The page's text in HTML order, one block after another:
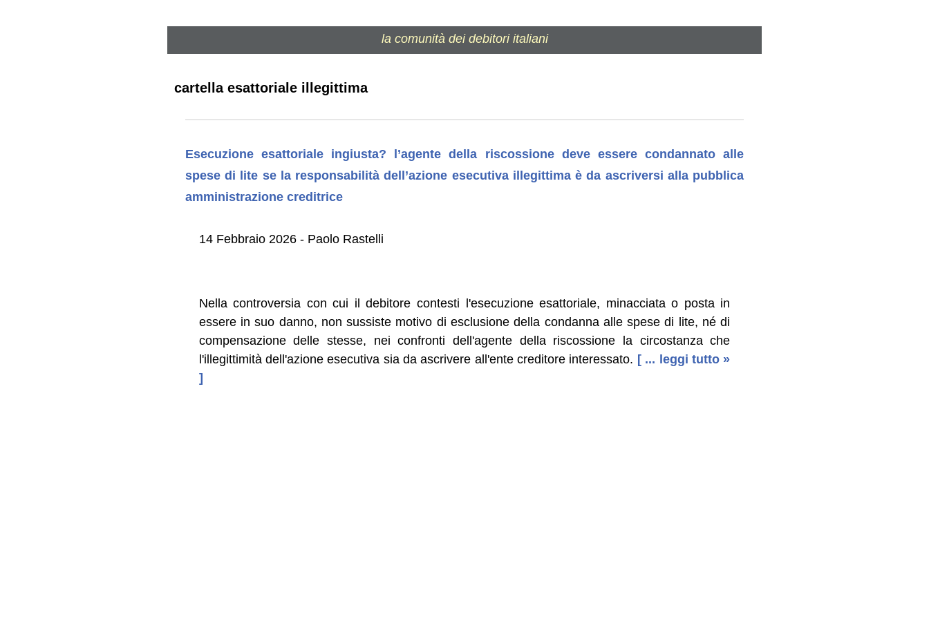
la comunità dei debitori italiani
cartella esattoriale illegittima
Esecuzione esattoriale ingiusta? l’agente della riscossione deve essere condannato alle
spese di lite se la responsabilità dell’azione esecutiva illegittima è da ascriversi alla pubblica
amministrazione creditrice
14 Febbraio 2026 - Paolo Rastelli
Nella controversia con cui il debitore contesti l'esecuzione esattoriale, minacciata o posta in
essere in suo danno, non sussiste motivo di esclusione della condanna alle spese di lite, né di
compensazione delle stesse, nei confronti dell'agente della riscossione la circostanza che
l'illegittimità dell'azione esecutiva sia da ascrivere all'ente creditore interessato. [ ... leggi tutto »
]